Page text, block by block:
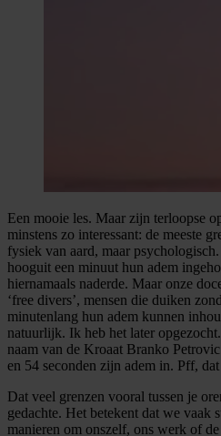
Een mooie les. Maar zijn terloopse
minstens zo interessant: de meeste
fysiek van aard, maar
hooguit een minuut hun adem
hiernamaals naderde. Maar onze
‘free divers’, mensen die duiken
minutenlang hun adem kunnen
natuurlijk. Ik heb het later
naam van de Kroaat Branko
en 54 seconden zijn adem in. Pff,
Dat veel grenzen vooral tussen je
gedachte. Het betekent dat we vaak
manieren om onszelf, ons werk of